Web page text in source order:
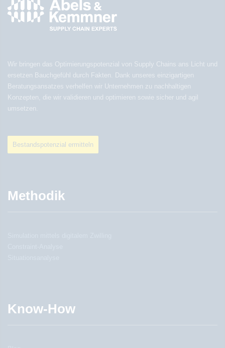
Wir bringen das Optimierungspotenzial von Supply Chains ans Licht und
ersetzen Bauchgefühl durch Fakten. Dank unseres einzigartigen
Beratungsansatzes verhelfen wir Unternehmen zu nachhaltigen
Konzepten, die wir validieren und optimieren sowie sicher und agil
umsetzen.
Bestandspotenzial ermitteln
Methodik
Know-How